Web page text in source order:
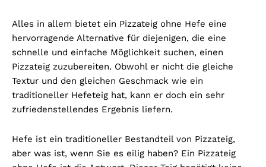
Alles in allem bietet ein Pizzateig ohne Hefe eine
hervorragende Alternative für diejenigen, die eine
schnelle und einfache Möglichkeit suchen, einen
Pizzateig zuzubereiten. Obwohl er nicht die gleiche
Textur und den gleichen Geschmack wie ein
traditioneller Hefeteig hat, kann er doch ein sehr
zufriedenstellendes Ergebnis liefern.
Hefe ist ein traditioneller Bestandteil von Pizzateig,
aber was ist, wenn Sie es eilig haben? Ein Pizzateig